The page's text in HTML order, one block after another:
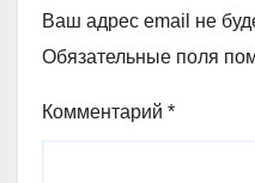
Ваш адрес email не
Обязательные поля
Комментарий *